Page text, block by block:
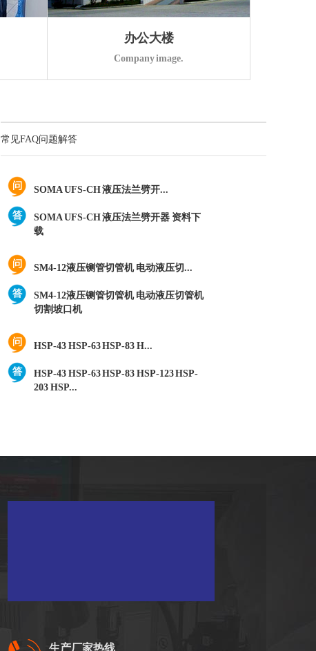
办公大楼
Company image.
常见FAQ问题解答
船舶低速变频永磁同步推进电动机双电机
SOMA UFS-CH 液压法兰劈开...
SOMA UFS-CH 液压法兰劈开...
SM4-12液压铡管切管机 电动液压切...
HSP-43 HSP-63 HSP-83 H...
BHP-551G液压钳爪式拔轮器
生产厂家热线